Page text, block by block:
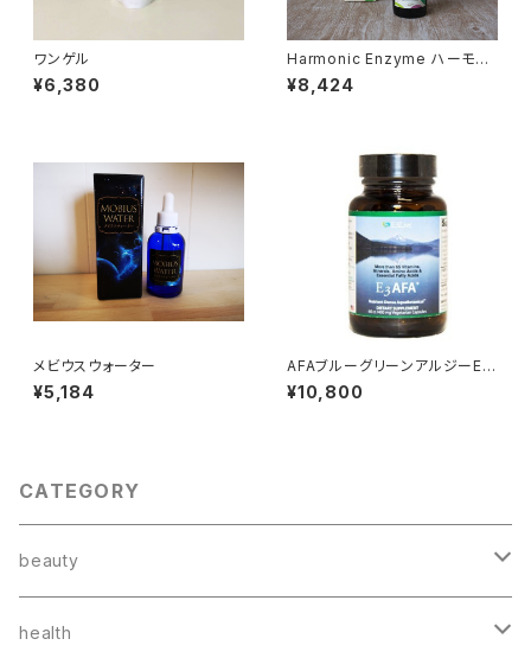
ワンゲル
¥6,380
Harmonic Enzyme ハーモニ
ックエンザイム（500ml）
¥8,424
メビウスウォーター
¥5,184
AFAブルーグリーンアルジーE3
Live 【オリジナル カプセル】60
粒
¥10,800
CATEGORY
beauty
スキンケア
health